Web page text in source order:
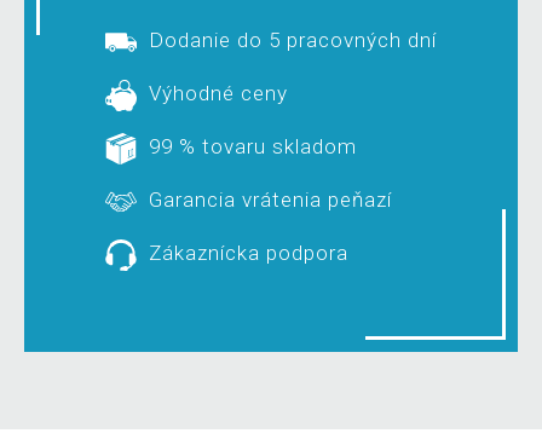
Dodanie do 5 pracovných dní
Výhodné ceny
99 % tovaru skladom
Garancia vrátenia peňazí
Zákaznícka podpora